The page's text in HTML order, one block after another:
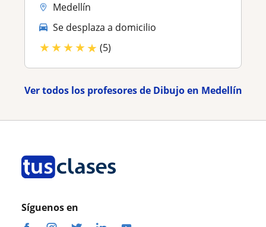
Medellín
Se desplaza a domicilio
★★★★★ (5)
Ver todos los profesores de Dibujo en Medellín
Síguenos en